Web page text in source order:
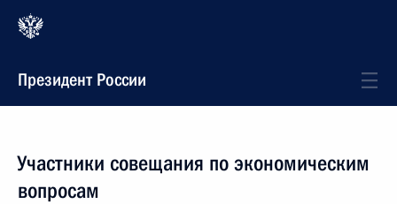
Президент России
Участники совещания по экономическим
вопросам